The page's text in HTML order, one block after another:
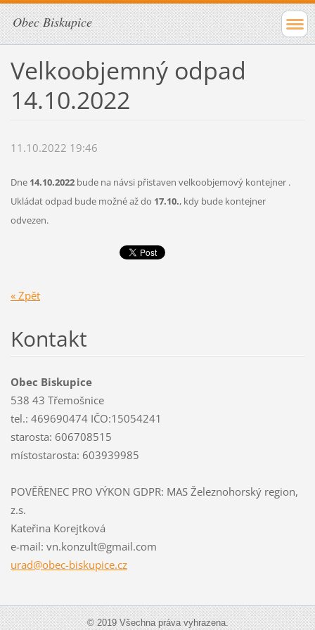
Obec Biskupice
Velkoobjemný odpad
14.10.2022
11.10.2022 19:46
Dne 14.10.2022bude na návsi přistaven velkoobjemový kontejner .
Ukládat odpad bude možné až do 17.10., kdy bude kontejner
odvezen.
« Zpět
Kontakt
Obec Biskupice
538 43 Třemošnice
tel.: 469690474 IČO:15054241
starosta: 606708515
místostarosta: 603939985
POVĚŘENEC PRO VÝKON GDPR: MAS Železnohorský region,
z.s.
Kateřina Korejtková
e-mail: vn.konzult@gmail.com
urad@obec-biskupice.cz
© 2019 Všechna práva vyhrazena.